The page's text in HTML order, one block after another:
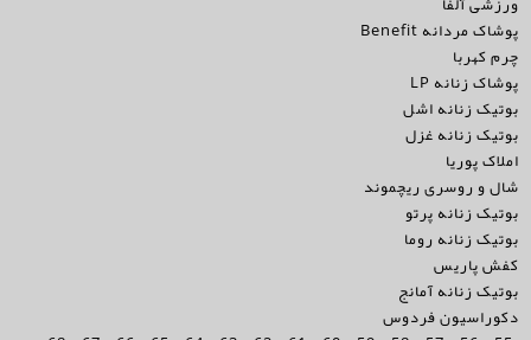
پوشاک مردانه Benefit
چرم کهربا
پوشاک زنانه LP
بوتیک زنانه اشل
بوتیک زنانه غزل
املاک پوریا
شال و روسری ریچموند
بوتیک زنانه پرتو
بوتیک زنانه روما
کفش پاریس
بوتیک زنانه آمانج
دکوراسیون فردوس